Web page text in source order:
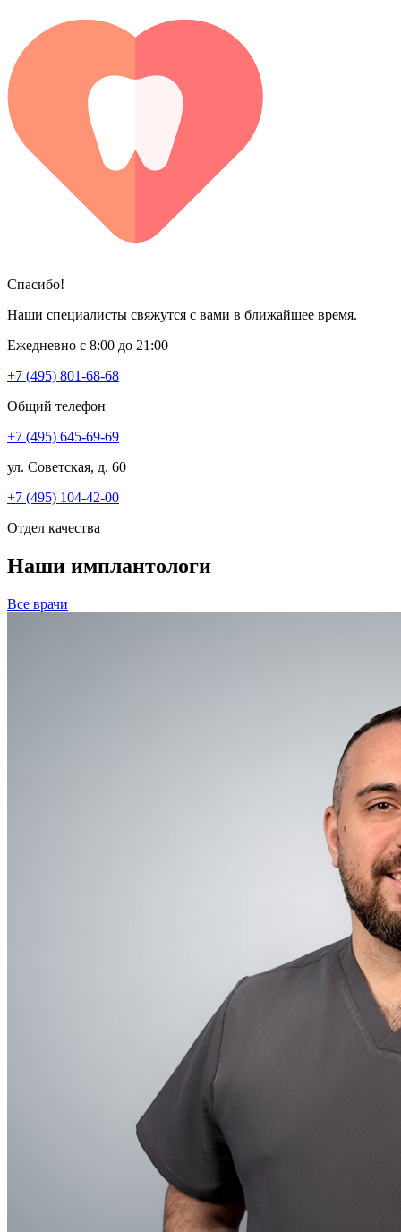
Спасибо!
Наши специалисты свяжутся с вами в ближайшее время.
Ежедневно с 8:00 до 21:00
+7 (495) 801-68-68
Общий телефон
+7 (495) 645-69-69
ул. Советская, д. 60
+7 (495) 104-42-00
Отдел качества
Наши имплантологи
Все врачи